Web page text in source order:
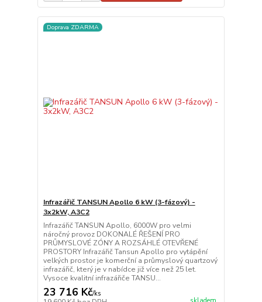
Doprava ZDARMA
Infrazářič TANSUN Apollo 6 kW (3-fázový) -
3x2kW, A3C2
Infrazářič TANSUN Apollo, 6000W pro velmi
náročný provoz DOKONALÉ ŘEŠENÍ PRO
PRŮMYSLOVÉ ZÓNY A ROZSÁHLÉ OTEVŘENÉ
PROSTORY Infrazářič Tansun Apollo pro vytápění
velkých prostor je komerční a průmyslový quartzový
infrazářič, který je v nabídce již více než 25 let.
Vysoce kvalitní infrazářiče TANSU...
23 716 Kč/ks